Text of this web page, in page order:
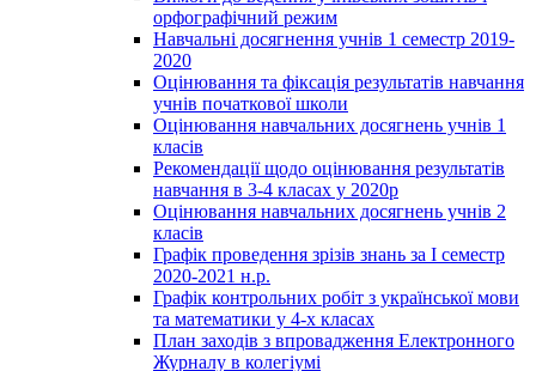
орфографічний режим
Навчальні досягнення учнів 1 семестр 2019-
2020
Оцінювання та фіксація результатів навчання
учнів початкової школи
Оцінювання навчальних досягнень учнів 1
класів
Рекомендації щодо оцінювання результатів
навчання в 3-4 класах у 2020р
Оцінювання навчальних досягнень учнів 2
класів
Графік проведення зрізів знань за І семестр
2020-2021 н.р.
Графік контрольних робіт з української мови
та математики у 4-х класах
План заходів з впровадження Електронного
Журналу в колегіумі